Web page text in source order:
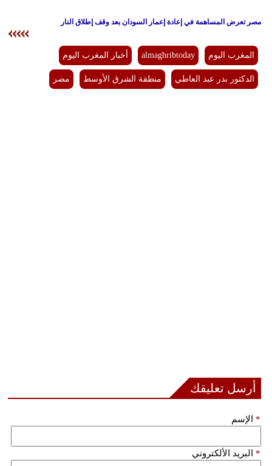
مصر تعرض المساهمة في إعادة إعمار السودان بعد وقف إطلاق النار
المغرب اليوم almaghribtoday أخبار المغرب اليوم
الدكتور بدر عبد العاطي منطقة الشرق الأوسط مصر
أرسل تعليقك
الإسم *
البريد الألكتروني *